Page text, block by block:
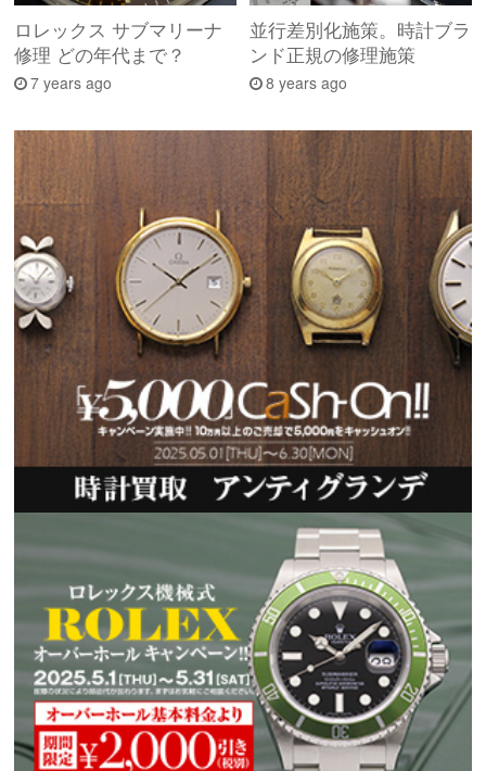
ロレックス サブマリーナ
修理 どの年代まで？
7 years ago
並行差別化施策。時計ブラ
ンド正規の修理施策
8 years ago